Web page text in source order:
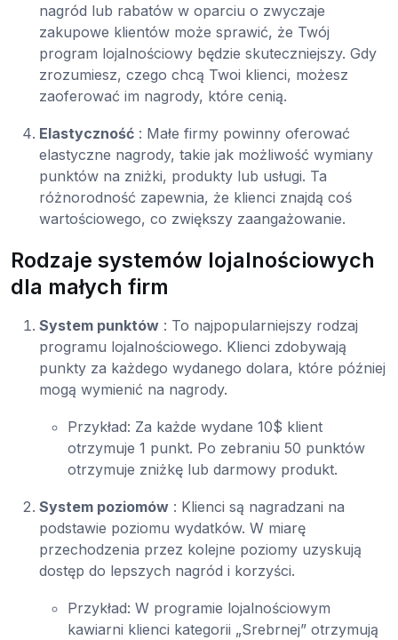
nagród lub rabatów w oparciu o zwyczaje
zakupowe klientów może sprawić, że Twój
program lojalnościowy będzie skuteczniejszy. Gdy
zrozumiesz, czego chcą Twoi klienci, możesz
zaoferować im nagrody, które cenią.
Elastyczność : Małe firmy powinny oferować
elastyczne nagrody, takie jak możliwość wymiany
punktów na zniżki, produkty lub usługi. Ta
różnorodność zapewnia, że klienci znajdą coś
wartościowego, co zwiększy zaangażowanie.
Rodzaje systemów lojalnościowych
dla małych firm
System punktów : To najpopularniejszy rodzaj
programu lojalnościowego. Klienci zdobywają
punkty za każdego wydanego dolara, które później
mogą wymienić na nagrody.
Przykład: Za każde wydane 10$ klient
otrzymuje 1 punkt. Po zebraniu 50 punktów
otrzymuje zniżkę lub darmowy produkt.
System poziomów : Klienci są nagradzani na
podstawie poziomu wydatków. W miarę
przechodzenia przez kolejne poziomy uzyskują
dostęp do lepszych nagród i korzyści.
Przykład: W programie lojalnościowym
kawiarni klienci kategorii „Srebrnej” otrzymują